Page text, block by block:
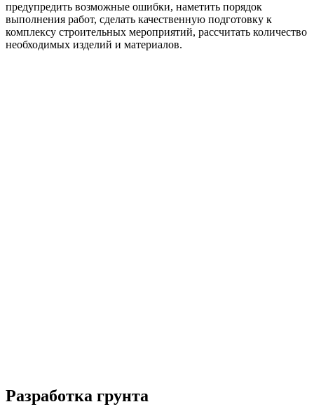
предупредить возможные ошибки, наметить порядок
выполнения работ, сделать качественную подготовку к
комплексу строительных мероприятий, рассчитать количество
необходимых изделий и материалов.
Разработка грунта